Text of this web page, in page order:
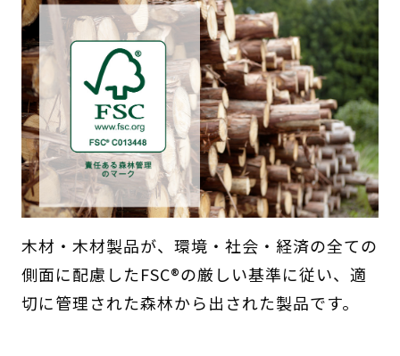
木材・木材製品が、環境・社会・経済の全ての
側面に配慮したFSC®の厳しい基準に従い、適
切に管理された森林から出された製品です。